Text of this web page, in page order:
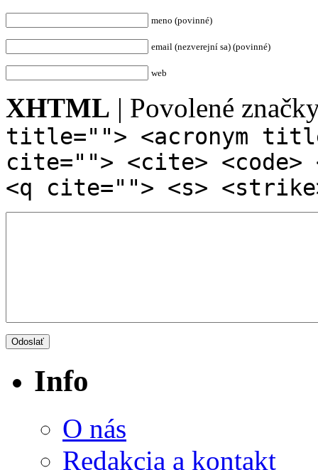
meno (povinné)
email (nezverejní sa) (povinné)
web
XHTML | Povolené
title=""> <acronym
cite=""> <cite> <code>
<q cite=""> <s>
Info
O nás
Redakcia a kontakt